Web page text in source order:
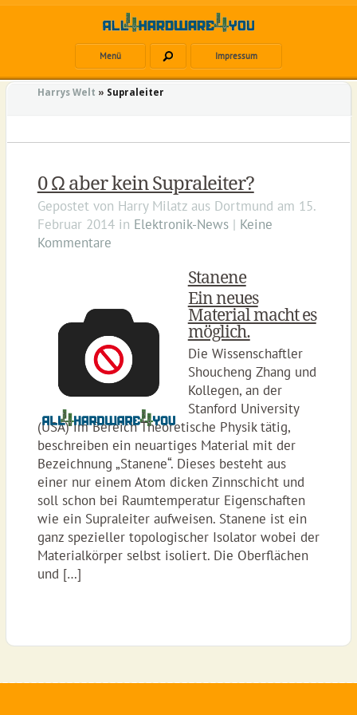
Menü Impressum
Harrys Welt » Supraleiter
0 Ω aber kein Supraleiter?
Gepostet von Harry Milatzaus Dortmund am 15.
Februar 2014in Elektronik-News| Keine
Kommentare
Stanene
Ein neues
Material macht es
möglich.
Die Wissenschaftler
Shoucheng Zhang und
Kollegen, an der
Stanford University
(USA) im Bereich Theoretische Physik tätig,
beschreiben ein neuartiges Material mit der
Bezeichnung „Stanene“. Dieses besteht aus
einer nur einem Atom dicken Zinnschicht und
soll schon bei Raumtemperatur Eigenschaften
wie ein Supraleiter aufweisen. Stanene ist ein
ganz spezieller topologischer Isolator wobei der
Materialkörper selbst isoliert. Die Oberflächen
und […]